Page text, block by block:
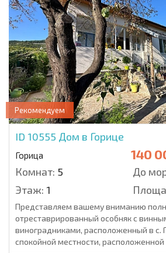
Рекомендуем
ID 10555 Дом в Горице
Горица 140
Комнат: 5 До
Этаж: 1
Представляем вашему вниманию
отреставрированный особняк с
виноградниками, расположенный в с.
спокойной местности, расположенной